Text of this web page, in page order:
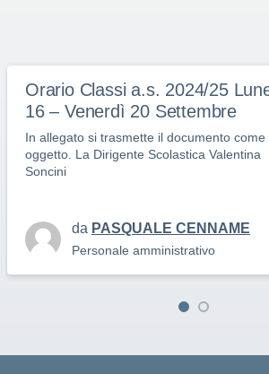
Orario Classi a.s. 2024/25
16 – Venerdì 20 Settembre
In allegato si trasmette il documento come
oggetto. La Dirigente Scolastica Valentina
Soncini
da PASQUALE CENNAME
Personale amministrativo